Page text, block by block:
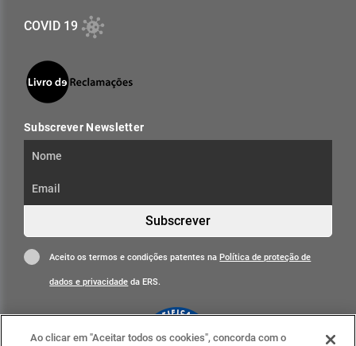
COVID 19
Subscrever Newsletter
Subscrever
Aceito os termos e condições patentes naPolítica de proteção de
dados e privacidade da ERS.
Ao clicar em "Aceitar todos os cookies", concorda com o